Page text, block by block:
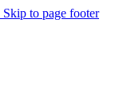
Skip to page footer